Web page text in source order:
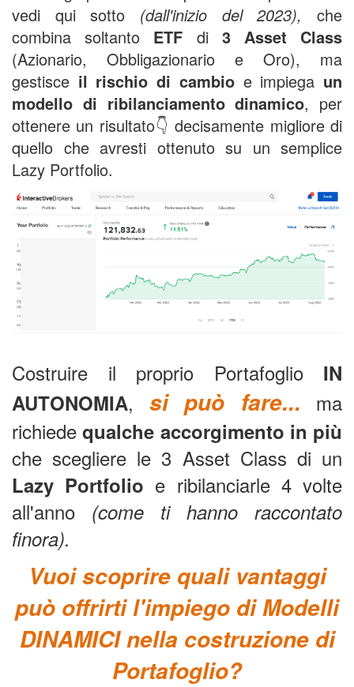
vedi qui sotto (dall'inizio del 2023), che
combina soltanto ETF di 3 Asset Class
(Azionario, Obbligazionario e Oro), ma
gestisce il rischio di cambioe impiega un
modello di ribilanciamento dinamico, per
ottenere un risultato👇 decisamente migliore di
quello che avresti ottenuto su un semplice
Lazy Portfolio.
Costruire il proprio Portafoglio IN
AUTONOMIA, si può fare... ma
richiedequalche accorgimento in più
che scegliere le 3 Asset Class di un
Lazy Portfolio e ribilanciarle 4 volte
all'anno (come ti hanno raccontato
finora).
Vuoi scoprire quali vantaggi
può offrirti l'impiego di Modelli
DINAMICI nella costruzione di
Portafoglio?